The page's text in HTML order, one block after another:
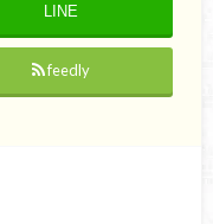
LINE
feedly